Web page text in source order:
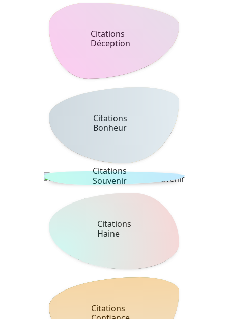
Citations
Déception
Citations
Bonheur
Citations
Souvenir
Citations
Haine
Citations